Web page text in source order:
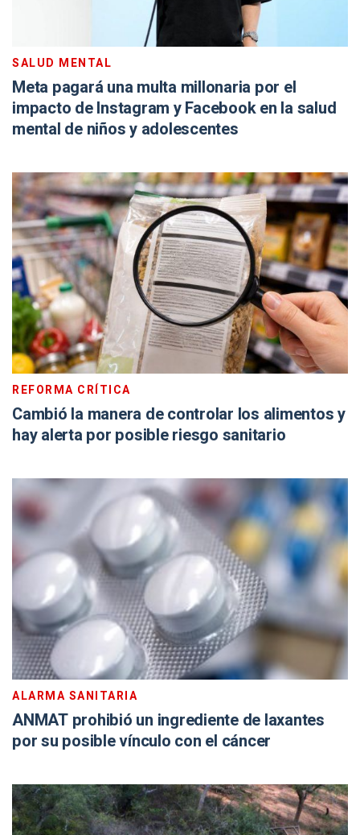
SALUD MENTAL
Meta pagará una multa millonaria por el
impacto de Instagram y Facebook en la salud
mental de niños y adolescentes
REFORMA CRÍTICA
Cambió la manera de controlar los alimentos y
hay alerta por posible riesgo sanitario
ALARMA SANITARIA
ANMAT prohibió un ingrediente de laxantes
por su posible vínculo con el cáncer